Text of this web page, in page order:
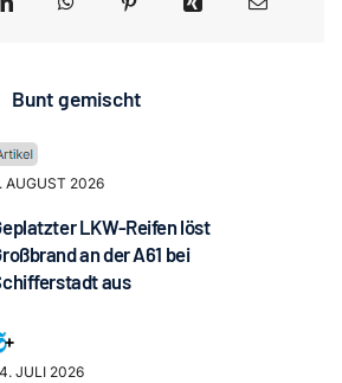
Bunt gemischt
AUGUST 2026
LKW-Reifen löst
an der A61 bei
aus
JULI 2026